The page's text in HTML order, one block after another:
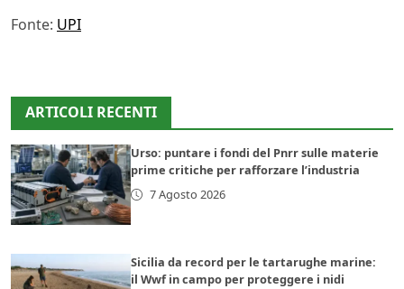
Fonte: UPI
ARTICOLI RECENTI
Urso: puntare i fondi del Pnrr sulle materie
prime critiche per rafforzare l’industria
7 Agosto 2026
Sicilia da record per le tartarughe marine:
il Wwf in campo per proteggere i nidi